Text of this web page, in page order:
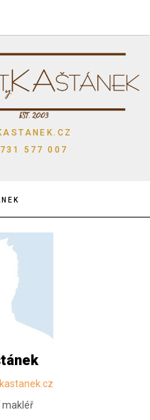
577 007
makléř